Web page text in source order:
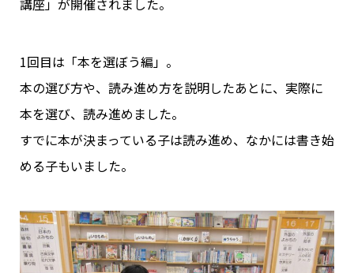
1回目は「本を選ぼう編」。
本の選び方や、読み進め方を説明したあとに、実際に
本を選び、読み進めました。
すでに本が決まっている子は読み進め、なかには書き始
める子もいました。